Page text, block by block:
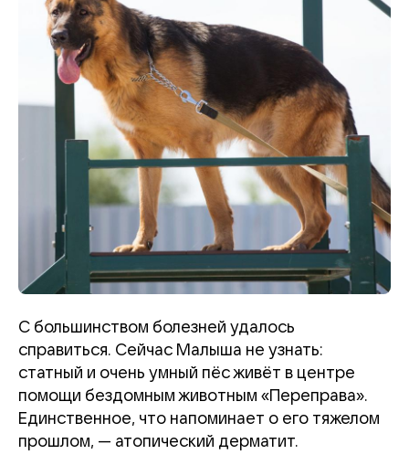
С большинством болезней удалось
справиться. Сейчас Малыша не узнать:
статный и очень умный пёс живёт в центре
помощи бездомным животным «Переправа».
Единственное, что напоминает о его тяжелом
прошлом, — атопический дерматит.